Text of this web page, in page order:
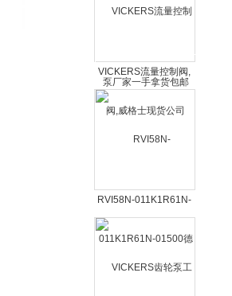
VICKERS流量控制阀,
威格士现货公司
RVI58N-011K1R61N-
01500德国P+F旋转编
码器传感器安全栅